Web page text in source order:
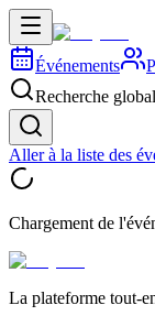
Événements
Recherche
Aller à la liste des
Chargement de
La plateforme tout-